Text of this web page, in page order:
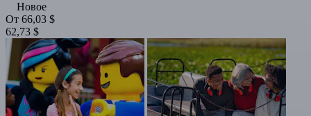
Новое
От 66,03 $
62,73 $